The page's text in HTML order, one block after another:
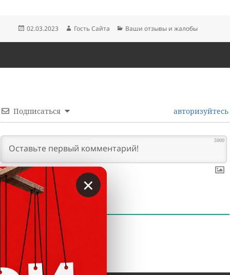
Опубликовано
02.03.2023 Автор
Гость Сайта Рубрики
Ваши отзывы и жалобы
Подписаться авторизуйтесь
5000
КОММЕНТАРИИ
×